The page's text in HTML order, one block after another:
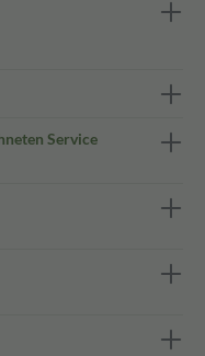
Service